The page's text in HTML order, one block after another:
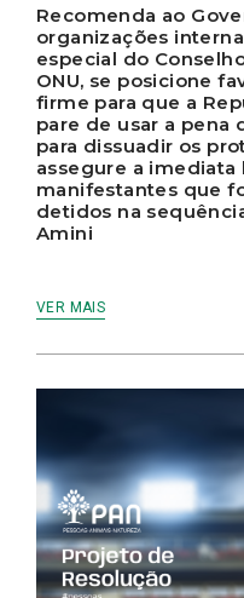
Recomenda ao
organizações
especial do
ONU, se posicione
firme para que a
pare de usar a pena
para dissuadir os
assegure a
manifestantes que
detidos na
Amini
VER MAIS